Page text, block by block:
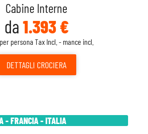
Cabine Interne
da 1.393 €
persona Tax Incl. - mance incl.
DETTAGLI CROCIERA
- FRANCIA - ITALIA